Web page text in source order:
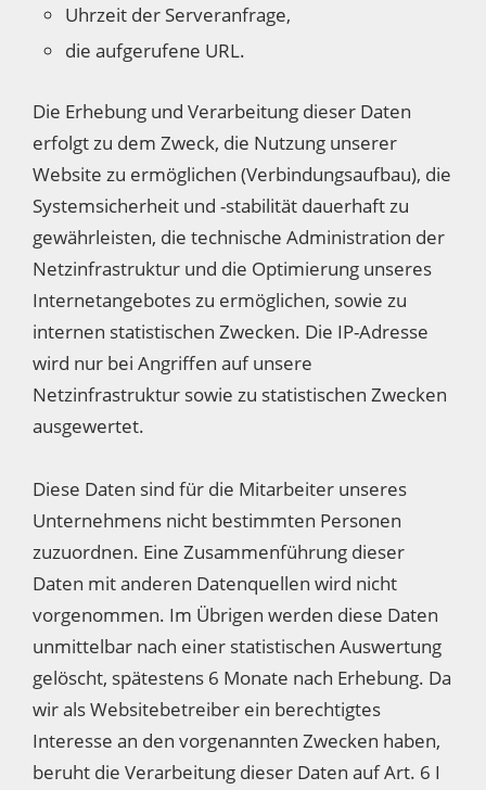
Uhrzeit der Serveranfrage,
die aufgerufene URL.
Die Erhebung und Verarbeitung dieser Daten
erfolgt zu dem Zweck, die Nutzung unserer
Website zu ermöglichen (Verbindungsaufbau), die
Systemsicherheit und -stabilität dauerhaft zu
gewährleisten, die technische Administration der
Netzinfrastruktur und die Optimierung unseres
Internetangebotes zu ermöglichen, sowie zu
internen statistischen Zwecken. Die IP-Adresse
wird nur bei Angriffen auf unsere
Netzinfrastruktur sowie zu statistischen Zwecken
ausgewertet.
Diese Daten sind für die Mitarbeiter unseres
Unternehmens nicht bestimmten Personen
zuzuordnen. Eine Zusammenführung dieser
Daten mit anderen Datenquellen wird nicht
vorgenommen. Im Übrigen werden diese Daten
unmittelbar nach einer statistischen Auswertung
gelöscht, spätestens 6 Monate nach Erhebung. Da
wir als Websitebetreiber ein berechtigtes
Interesse an den vorgenannten Zwecken haben,
beruht die Verarbeitung dieser Daten auf Art. 6 I